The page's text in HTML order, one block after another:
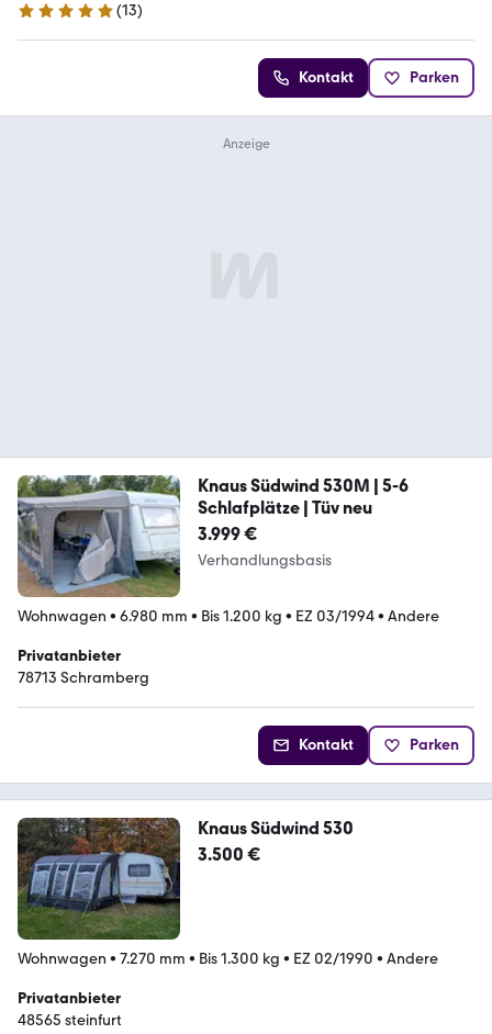
5 Sterne
(13)
Kontakt Parken
Knaus Südwind 530M | 5-6
Schlafplätze | Tüv neu
3.999 €
Verhandlungsbasis
Wohnwagen • 6.980 mm • Bis 1.200 kg • EZ 03/1994• Andere
Privatanbieter
78713 Schramberg
Kontakt Parken
Knaus Südwind 530
3.500 €
Wohnwagen • 7.270 mm • Bis 1.300 kg • EZ 02/1990 • Andere
Privatanbieter
48565 steinfurt